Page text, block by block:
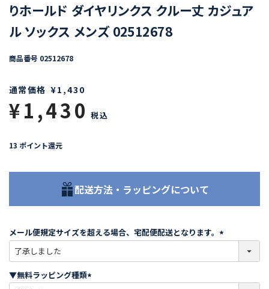
りホールド ダイヤリンクス クルー丈 カジュア
ル ソックス メンズ 02512678
商品番号 02512678
通常価格 ¥1,430
¥1,430 税込
13 ポイント還元
配送方法・ラッピングについて
メール便規定サイズを超える場合、宅配便配送となります。
必
)
▼無料ラッピング種類